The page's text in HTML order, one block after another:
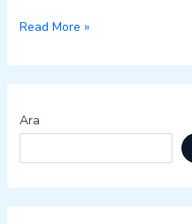
Read More »
Ara